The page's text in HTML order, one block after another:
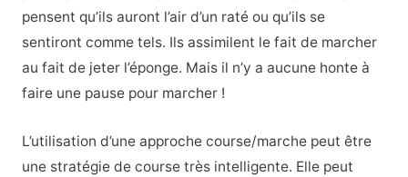
pensent qu’ils auront l’air d’un raté ou qu’ils se
sentiront comme tels. Ils assimilent le fait de marcher
au fait de jeter l’éponge. Mais il n’y a aucune honte à
faire une pause pour marcher !
L’utilisation d’une approche course/marche peut être
une stratégie de course très intelligente. Elle peut